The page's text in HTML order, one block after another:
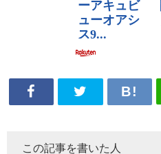
この記事を書いた人